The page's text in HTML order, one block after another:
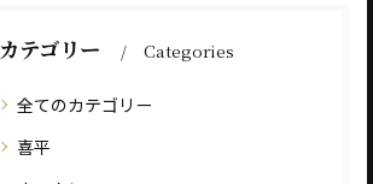
カテゴリー Categories
全てのカテゴリー
喜平